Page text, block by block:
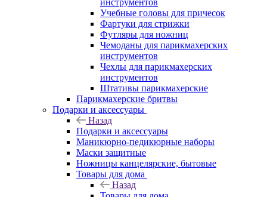
инструментов
Учебные головы для причесок
Фартуки для стрижки
Футляры для ножниц
Чемоданы для парикмахерских
инструментов
Чехлы для парикмахерских
инструментов
Штативы парикмахерские
Парикмахерские бритвы
Подарки и аксессуары
Назад
Подарки и аксессуары
Маникюрно-педикюрные наборы
Маски защитные
Ножницы канцелярские, бытовые
Товары для дома
Назад